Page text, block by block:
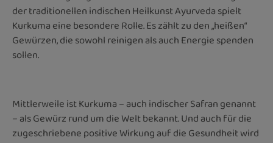
der traditionellen indischen Heilkunst Ayurveda spielt
Kurkuma eine besondere Rolle. Es zählt zu den „heißen“
Gewürzen, die sowohl reinigen als auch Energie spenden
sollen.
Mittlerweile ist Kurkuma – auch indischer Safran genannt
– als Gewürz rund um die Welt bekannt. Und auch für die
zugeschriebene positive Wirkung auf die Gesundheit wird